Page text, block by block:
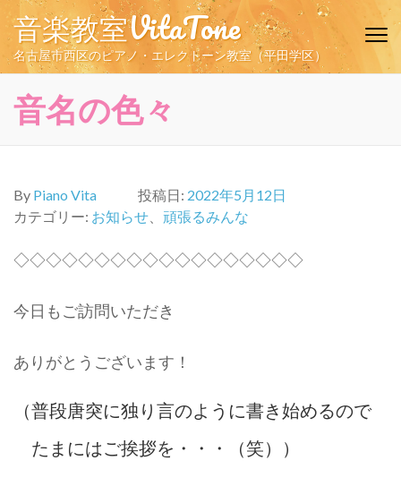
ン
テ
ン
プ
(Enter
押
音楽教室VitaTone
名古屋市西区のピアノ・エレクトーン教室（平田学区）
音名の色々
By Piano Vita 投稿日: 2022年5月12日
カテゴリー: お知らせ 頑張るみんな
◇◇◇◇◇◇◇◇◇◇◇◇◇◇◇◇◇◇
今日もご訪問いただき
ありがとうございます！
（普段唐突に独り言のように書き始めるので
たまにはご挨拶を・・・（笑））